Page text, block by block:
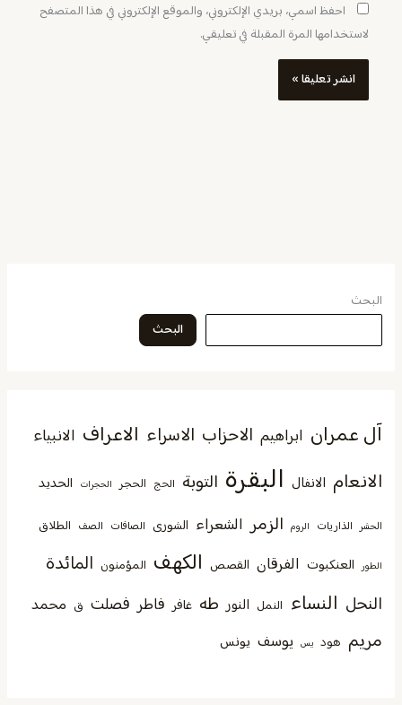
احفظ اسمي، بريدي الإلكتروني، والموقع الإلكتروني في هذا المتصفح
لاستخدامها المرة المقبلة في تعليقي.
البحث
البحث
آل عمران ابراهيم الاحزاب الاسراء الاعراف الانبياء
الانعام الانفال البقرة التوبة الحج الحجر الحجرات الحديد
الحشر الذاريات الروم الزمر الشعراء الشورى الصافات الصف الطلاق
الطور العنكبوت الفرقان القصص الكهف المؤمنون المائدة
النحل النساء النمل النور طه غافر فاطر فصلت ق محمد
مريم هود يس يوسف يونس